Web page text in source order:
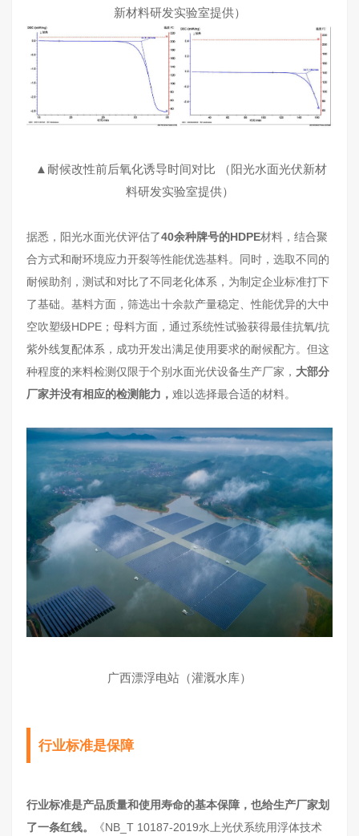
新材料研发实验室提供）
▲耐候改性前后氧化诱导时间对比 （阳光水面光伏新材
料研发实验室提供）
据悉，阳光水面光伏评估了40余种牌号的HDPE材料，结合聚
合方式和耐环境应力开裂等性能优选基料。同时，选取不同的
耐候助剂，测试和对比了不同老化体系，为制定企业标准打下
了基础。基料方面，筛选出十余款产量稳定、性能优异的大中
空吹塑级HDPE；母料方面，通过系统性试验获得最佳抗氧/抗
紫外线复配体系，成功开发出满足使用要求的耐候配方。但这
种程度的来料检测仅限于个别水面光伏设备生产厂家， 大部分
厂家并没有相应的检测能力， 难以选择最合适的材料。
广西漂浮电站（灌溉水库）
行业标准是保障
行业标准是产品质量和使用寿命的基本保障，也给生产厂家划
了一条红线。
《NB_T 10187-2019水上光伏系统用浮体技术